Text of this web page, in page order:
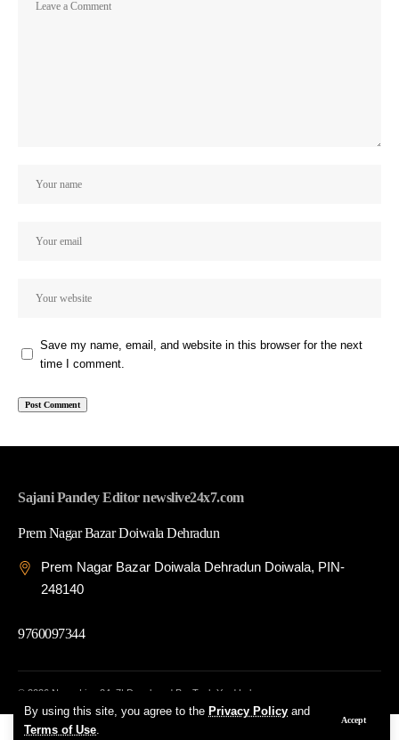
By using this site, you agree to the Privacy Policy and
Terms of Use.
Accept
Save my name, email, and website in this browser for the next
time I comment.
Sajani Pandey Editor newslive24x7.com
Prem Nagar Bazar Doiwala Dehradun
Prem Nagar Bazar Doiwala Dehradun Doiwala, PIN-
248140
9760097344
© 2026 News Live 24x7| Developed By: Tech Yard Labs